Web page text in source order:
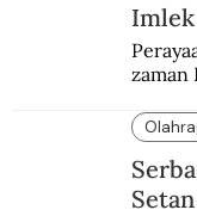
zaman